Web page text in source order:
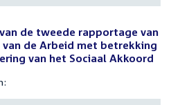
de tweede rapportage van
de Arbeid met betrekking
van het Sociaal Akkoord